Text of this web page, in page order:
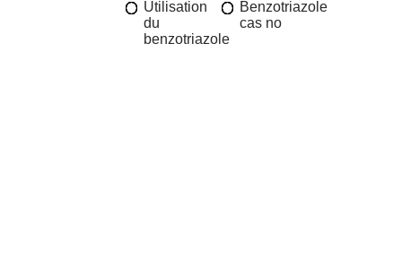
Utilisation
du
benzotriazole
Benzotriazole
cas no